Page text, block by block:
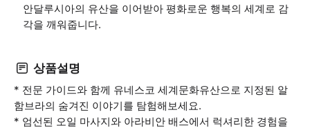
안달루시아의 유산을 이어받아 평화로운 행복의 세계로 감
각을 깨워줍니다.
상품설명
* 전문 가이드와 함께 유네스코 세계문화유산으로 지정된 알
함브라의 숨겨진 이야기를 탐험해보세요.
* 엄선된 오일 마사지와 아라비안 배스에서 럭셔리한 경험을